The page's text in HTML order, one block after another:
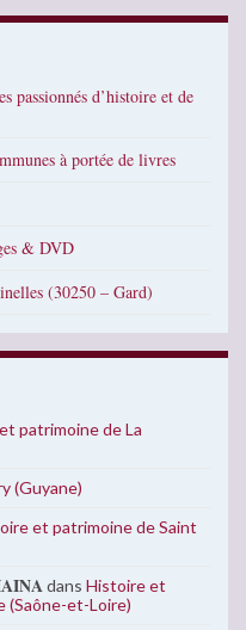
passionnés d’histoire et de
à portée de livres
& DVD
(30250 – Gard)
patrimoine de La
(Guyane)
et patrimoine de Saint
dans Histoire et
(Saône-et-Loire)